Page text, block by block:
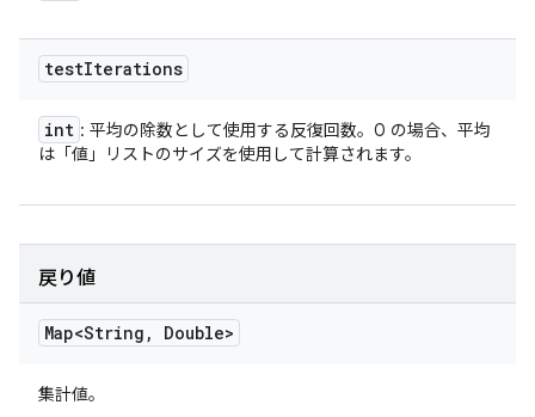
testIterations
int : 平均の除数として使用する反復回数。0 の場合、平均
は「値」リストのサイズを使用して計算されます。
戻り値
Map<String , Double>
集計値。